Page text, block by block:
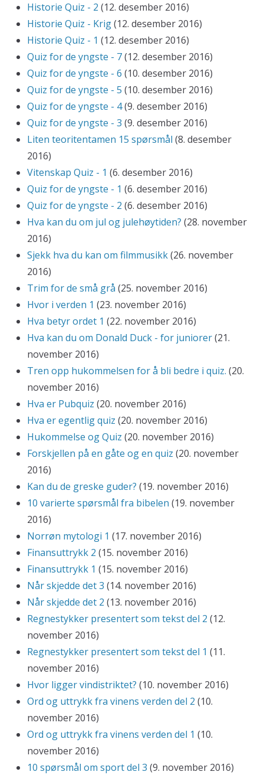
Historie Quiz - 2 (12. desember 2016)
Historie Quiz - Krig(12. desember 2016)
Historie Quiz - 1 (12. desember 2016)
Quiz for de yngste - 7(12. desember 2016)
Quiz for de yngste - 6 (10. desember 2016)
Quiz for de yngste - 5 (10. desember 2016)
Quiz for de yngste - 4(9. desember 2016)
Quiz for de yngste - 3 (9. desember 2016)
Liten teoritentamen 15 spørsmål (8. desember
2016)
Vitenskap Quiz - 1 (6. desember 2016)
Quiz for de yngste - 1 (6. desember 2016)
Quiz for de yngste - 2 (6. desember 2016)
Hva kan du om jul og julehøytiden? (28. november
2016)
Sjekk hva du kan om filmmusikk(26. november
2016)
Trim for de små grå (25. november 2016)
Hvor i verden 1 (23. november 2016)
Hva betyr ordet 1 (22. november 2016)
Hva kan du om Donald Duck - for juniorer(21.
november 2016)
Tren opp hukommelsen for å bli bedre i quiz. (20.
november 2016)
Hva er Pubquiz (20. november 2016)
Hva er egentlig quiz (20. november 2016)
Hukommelse og Quiz (20. november 2016)
Forskjellen på en gåte og en quiz (20. november
2016)
Kan du de greske guder? (19. november 2016)
10 varierte spørsmål fra bibelen (19. november
2016)
Norrøn mytologi 1 (17. november 2016)
Finansuttrykk 2 (15. november 2016)
Finansuttrykk 1 (15. november 2016)
Når skjedde det 3 (14. november 2016)
Når skjedde det 2 (13. november 2016)
Regnestykker presentert som tekst del 2 (12.
november 2016)
Regnestykker presentert som tekst del 1 (11.
november 2016)
Hvor ligger vindistriktet? (10. november 2016)
Ord og uttrykk fra vinens verden del 2 (10.
november 2016)
Ord og uttrykk fra vinens verden del 1 (10.
november 2016)
10 spørsmål om sport del 3 (9. november 2016)